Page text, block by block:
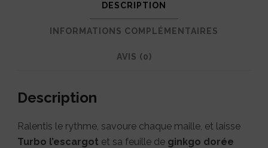
poétique
feuillage
DESCRIPTION
INFORMATIONS COMPLÉMENTAIRES
AVIS (0)
Description
Ralentis le rythme, savoure chaque maille, et laisse
Turbo l’escargot et sa feuille de ginkgo dorée